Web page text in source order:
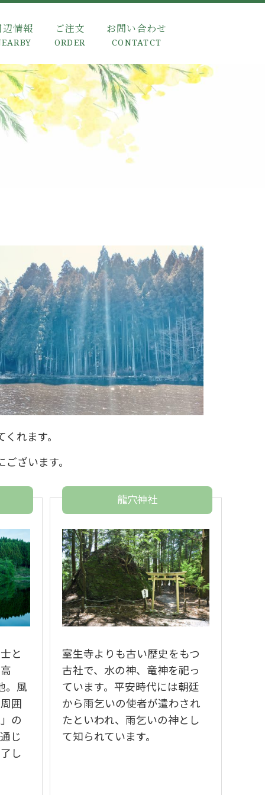
辺情報 ご注文
ORDER
お問い合わせ
CONTATCT
れます。
ざいます。
と
。風
囲
の
じ
し
龍穴神社
室生寺よりも古い歴史をもつ
古社で、水の神、竜神を祀っ
ています。平安時代には朝廷
から雨乞いの使者が遣わされ
たといわれ、雨乞いの神とし
て知られています。